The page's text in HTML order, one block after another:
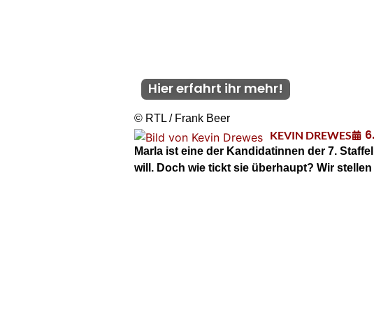
Hier erfahrt ihr mehr!
© RTL / Frank Beer
KEVIN DREWES
Marla ist eine der Kandidatinnen der 7.
will. Doch wie tickt sie überhaupt? Wir